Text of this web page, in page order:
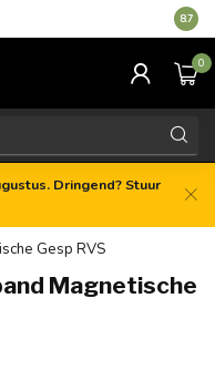
8.7
0
Dringend? Stuur
Gesp RVS
Magnetische